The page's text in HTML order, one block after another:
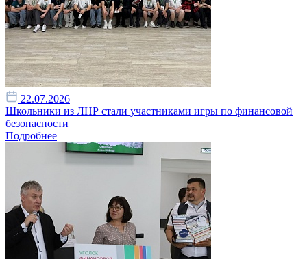
22.07.2026
Школьники из ЛНР стали участниками игры по финансовой
безопасности
Подробнее